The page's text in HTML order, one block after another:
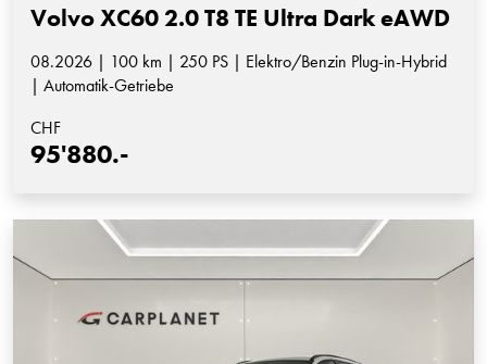
Volvo XC60 2.0 T8 TE Ultra Dark eAWD
08.2026 | 100 km | 250 PS | Elektro/Benzin Plug-in-Hybrid
| Automatik-Getriebe
CHF
95'880.-